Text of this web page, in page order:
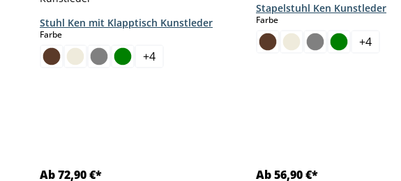
Stuhl Ken mit Klapptisch Kunstleder
Farbeauswählen
+4
Ab 72,90 €*
Stapelstuhl Ken Kunstleder
Farbeauswählen
+4
Ab 56,90 €*